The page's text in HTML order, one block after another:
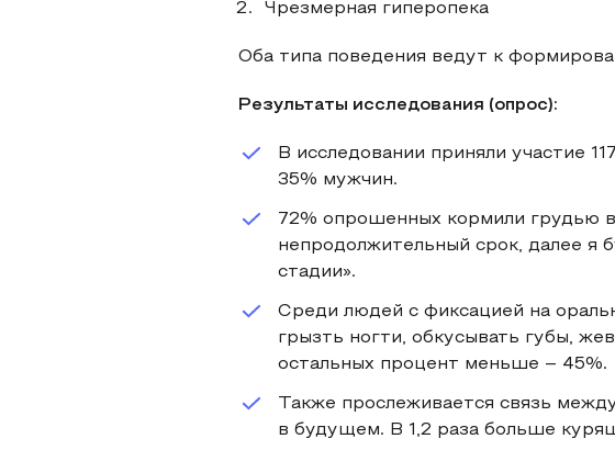
Чрезмерная гиперопека
Оба типа поведения ведут к
Результаты исследования (опрос):
В исследовании приняли участие
35% мужчин.
72% опрошенных кормили грудью
непродолжительный срок, далее я
стадии».
Среди людей с фиксацией на
грызть ногти, обкусывать губы,
остальных процент меньше – 45%.
Также прослеживается связь
в будущем. В 1,2 раза больше